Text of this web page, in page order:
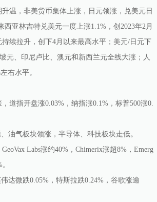
温，非美货币集体上涨，日元领涨，兑美元日
西亚林吉特兑美元一度上涨1.1%，创2023年2月
续拉升，创下4月以来最高水平；美元/日元下
元、印尼卢比、澳元和新西兰元全线大涨；人
右水平。
道指开盘涨0.03%，纳指涨0.1%，标普500涨0.
油气板块领涨，半导体、科技板块走低。
Labs涨约40%，Chimerix涨超8%，Emerg
达微跌0.05%，特斯拉跌0.24%，谷歌涨逾